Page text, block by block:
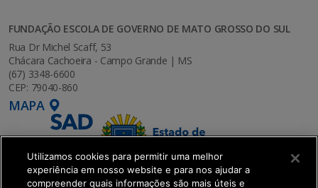
FUNDAÇÃO ESCOLA DE GOVERNO DE MATO GROSSO DO SUL
Rua Dr Michel Scaff, 53
Chácara Cachoeira - Campo Grande | MS
(67) 3348-6600
CEP: 79040-860
MAPA
Utilizamos cookies para permitir uma melhor
experiência em nosso website e para nos ajudar a
compreender quais informações são mais úteis e